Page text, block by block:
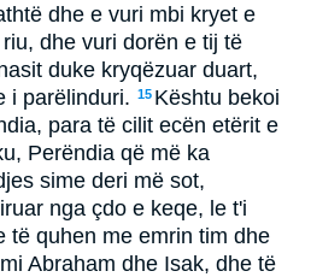
dhe e vuri mbi kryet e
dhe vuri dorën e tij të
duke kryqëzuar duart,
i parëlinduri. 15 Kështu bekoi
para të cilit ecën etërit e
Perëndia që më ka
sime deri më sot,
nga çdo e keqe, le t'i
të quhen me emrin tim dhe
Abraham dhe Isak, dhe të